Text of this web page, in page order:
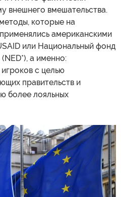
внешнего вмешательства.
которые на
американскими
или Национальный фонд
а именно:
с целью
правительств и
более лояльных